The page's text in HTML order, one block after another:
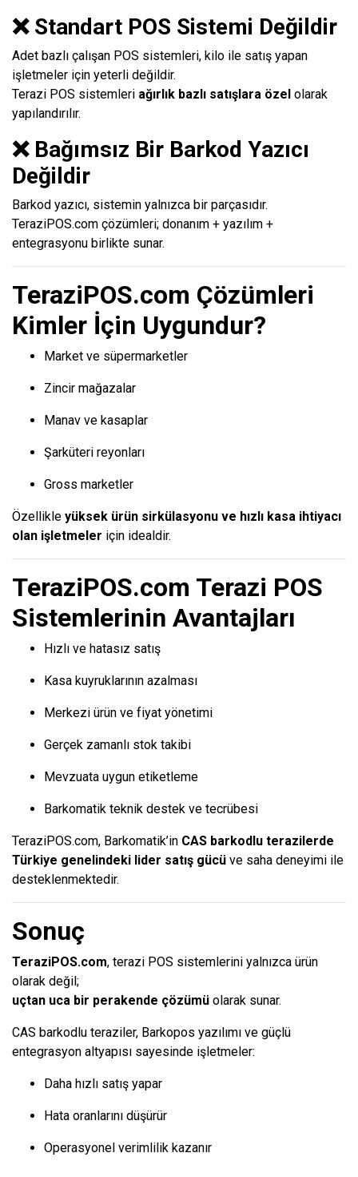
❌ Standart POS Sistemi Değildir
Adet bazlı çalışan POS sistemleri, kilo ile satış yapan
işletmeler için yeterli değildir.
Terazi POS sistemleri ağırlık bazlı satışlara özel olarak
yapılandırılır.
❌ Bağımsız Bir Barkod Yazıcı
Değildir
Barkod yazıcı, sistemin yalnızca bir parçasıdır.
TeraziPOS.com çözümleri; donanım + yazılım +
entegrasyonu birlikte sunar.
TeraziPOS.com Çözümleri
Kimler İçin Uygundur?
Market ve süpermarketler
Zincir mağazalar
Manav ve kasaplar
Şarküteri reyonları
Gross marketler
Özellikle yüksek ürün sirkülasyonu ve hızlı kasa ihtiyacı
olan işletmeler için idealdir.
TeraziPOS.com Terazi POS
Sistemlerinin Avantajları
Hızlı ve hatasız satış
Kasa kuyruklarının azalması
Merkezi ürün ve fiyat yönetimi
Gerçek zamanlı stok takibi
Mevzuata uygun etiketleme
Barkomatik teknik destek ve tecrübesi
TeraziPOS.com, Barkomatik’in CAS barkodlu terazilerde
Türkiye genelindeki lider satış gücü ve saha deneyimi ile
desteklenmektedir.
Sonuç
TeraziPOS.com, terazi POS sistemlerini yalnızca ürün
olarak değil;
uçtan uca bir perakende çözümü olarak sunar.
CAS barkodlu teraziler, Barkopos yazılımı ve güçlü
entegrasyon altyapısı sayesinde işletmeler:
Daha hızlı satış yapar
Hata oranlarını düşürür
Operasyonel verimlilik kazanır